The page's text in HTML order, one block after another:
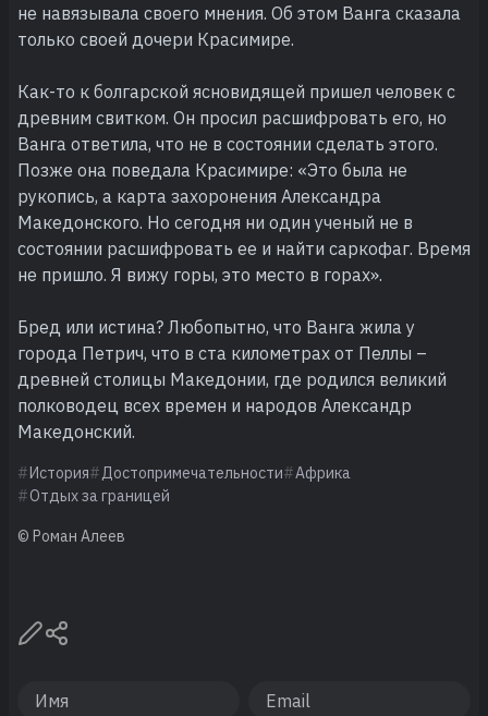
не навязывала своего мнения. Об этом Ванга сказала
только своей дочери Красимире.
Как-то к болгарской ясновидящей пришел человек с
древним свитком. Он просил расшифровать его, но
Ванга ответила, что не в состоянии сделать этого.
Позже она поведала Красимире: «Это была не
рукопись, а карта захоронения Александра
Македонского. Но сегодня ни один ученый не в
состоянии расшифровать ее и найти саркофаг. Время
не пришло. Я вижу горы, это место в горах».
Бред или истина? Любопытно, что Ванга жила у
города Петрич, что в ста километрах от Пеллы –
древней столицы Македонии, где родился великий
полководец всех времен и народов Александр
Македонский.
История Достопримечательности
Африка
Отдых за границей
© Роман Алеев